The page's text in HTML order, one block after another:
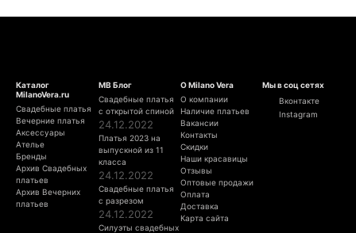
Каталог
MilanoVera.ru
Свадебные платья
Вечерние платья
Аксессуары
Ателье
Бренды
Архив Свадебных
платьев
Архив Вечерних
платьев
МВ Блог
Свадебные платья
с открытой спиной
24.12.2022
Платья 2023 на
выпускной из 11
класса
24.12.2022
Свадебные платья
с разрезом
24.12.2022
Силуэты свадебных
О Milano Vera
О компании
Наличие платьев
Вакансии
Контакты
Скидки
Наши красавицы
Отзывы
Оптовые продажи
Оплата
Доставка
Карта сайта
Мы в соц сетях
Вконтакте
Instagram